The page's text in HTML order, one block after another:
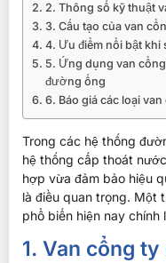
2. Thông số kỹ thuật
3. Cấu tạo của van
4. Ưu điểm nổi bật khi
5. Ứng dụng van
đường ống
6. Báo giá các loại
Trong các hệ thống
hệ thống cấp thoát
hợp vừa đảm bảo hiệu
là điều quan trọng. Một
phổ biến hiện nay chính
1. Van cổng